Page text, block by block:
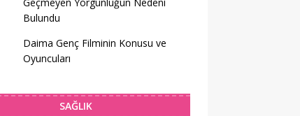
Bulundu
Daima Genç Filminin Konusu ve
Oyuncuları
SAĞLIK